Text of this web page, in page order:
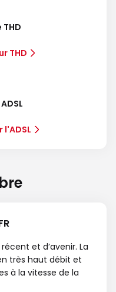
THD
l'ADSL
et d’avenir. La
très haut débit et
à la vitesse de la